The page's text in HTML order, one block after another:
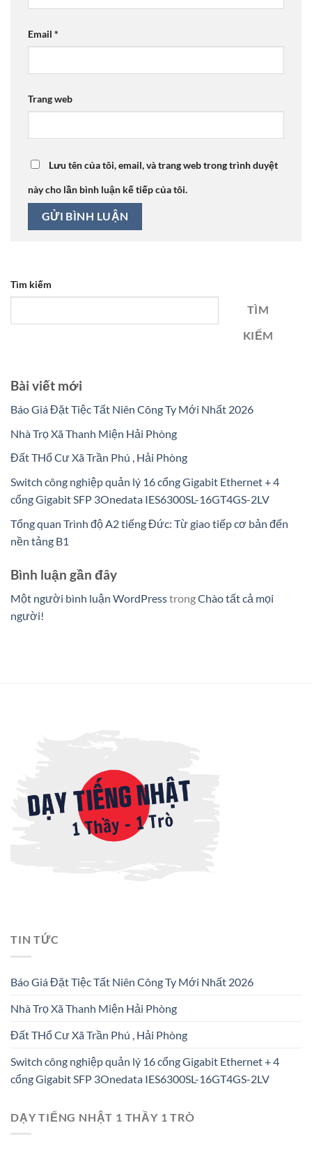
Email *
Trang web
Lưu tên của tôi, email, và trang web trong trình duyệt
này cho lần bình luận kế tiếp của tôi.
Tìm kiếm
TÌM
KIẾM
Bài viết mới
Báo Giá Đặt Tiệc Tất Niên Công Ty Mới Nhất 2026
Nhà Trọ Xã Thanh Miện Hải Phòng
Đất THổ Cư Xã Trần Phú , Hải Phòng
Switch công nghiệp quản lý 16 cổng Gigabit Ethernet + 4
cổng Gigabit SFP 3Onedata IES6300SL-16GT4GS-2LV
Tổng quan Trình độ A2 tiếng Đức: Từ giao tiếp cơ bản đến
nền tảng B1
Bình luận gần đây
Một người bình luận WordPresstrongChào tất cả mọi
người!
TIN TỨC
Báo Giá Đặt Tiệc Tất Niên Công Ty Mới Nhất 2026
Nhà Trọ Xã Thanh Miện Hải Phòng
Đất THổ Cư Xã Trần Phú , Hải Phòng
Switch công nghiệp quản lý 16 cổng Gigabit Ethernet + 4
cổng Gigabit SFP 3Onedata IES6300SL-16GT4GS-2LV
DẠY TIẾNG NHẬT 1 THẦY 1 TRÒ